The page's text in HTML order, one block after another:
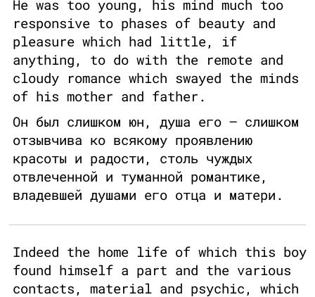
He was too young, his mind much too
responsive to phases of beauty and
pleasure which had little, if
anything, to do with the remote and
cloudy romance which swayed the minds
of his mother and father.
Он был слишком юн, душа его – слишком
отзывчива ко всякому проявлению
красоты и радости, столь чуждых
отвлеченной и туманной романтике,
владевшей душами его отца и матери.
Indeed the home life of which this boy
found himself a part and the various
contacts, material and psychic, which